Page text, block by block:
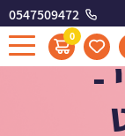
0547509472
0
-